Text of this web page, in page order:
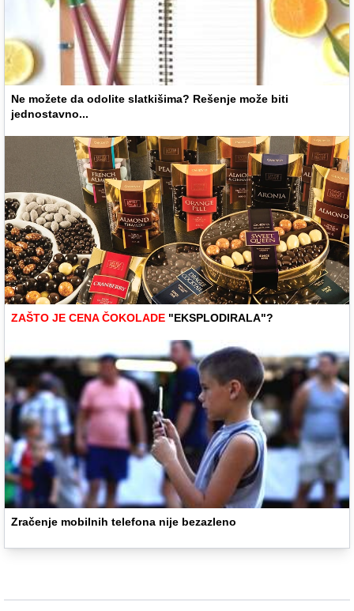
Ne možete da odolite slatkišima? Rešenje može biti
jednostavno...
ZAŠTO JE CENA ČOKOLADE "EKSPLODIRALA"?
Zračenje mobilnih telefona nije bezazleno